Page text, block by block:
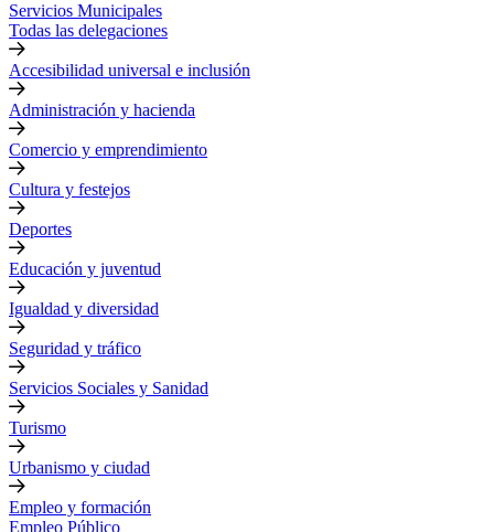
Servicios Municipales
Todas las delegaciones
Accesibilidad universal e inclusión
Administración y hacienda
Comercio y emprendimiento
Cultura y festejos
Deportes
Educación y juventud
Igualdad y diversidad
Seguridad y tráfico
Servicios Sociales y Sanidad
Turismo
Urbanismo y ciudad
Empleo y formación
Empleo Público